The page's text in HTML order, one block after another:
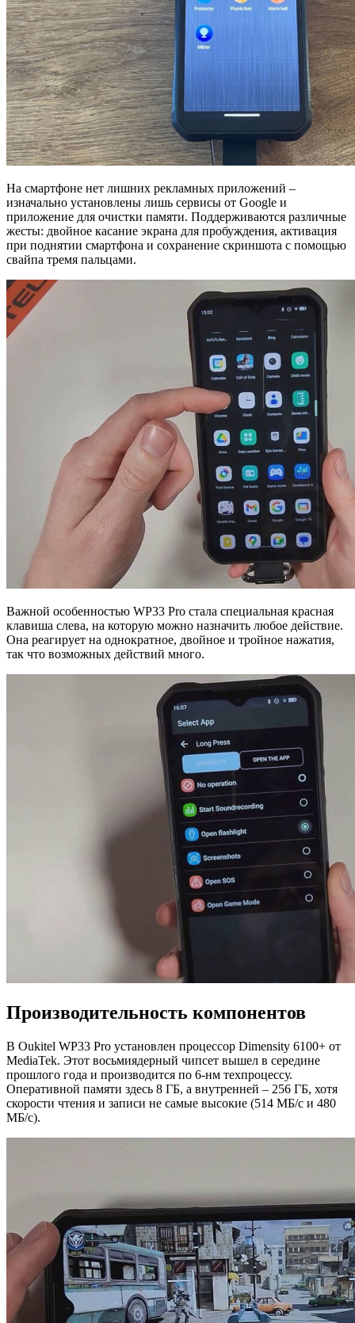
На смартфоне нет лишних рекламных приложений –
изначально установлены лишь сервисы от Google и
приложение для очистки памяти. Поддерживаются различные
жесты: двойное касание экрана для пробуждения, активация
при поднятии смартфона и сохранение скриншота с помощью
свайпа тремя пальцами.
Важной особенностью WP33 Pro стала специальная красная
клавиша слева, на которую можно назначить любое действие.
Она реагирует на однократное, двойное и тройное нажатия,
так что возможных действий много.
Производительность компонентов
В Oukitel WP33 Pro установлен процессор Dimensity 6100+ от
MediaTek. Этот восьмиядерный чипсет вышел в середине
прошлого года и производится по 6-нм техпроцессу.
Оперативной памяти здесь 8 ГБ, а внутренней – 256 ГБ, хотя
скорости чтения и записи не самые высокие (514 МБ/с и 480
МБ/с).